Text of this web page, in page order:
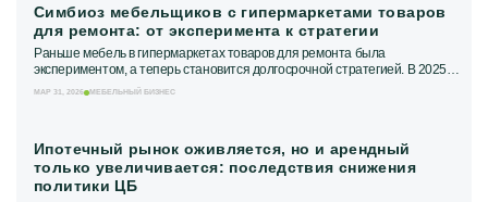
Симбиоз мебельщиков с гипермаркетами товаров
для ремонта: от эксперимента к стратегии
Раньше мебель в гипермаркетах товаров для ремонта была
экспериментом, а теперь становится долгосрочной стратегией. В 2025
году число мебельных салонов в...
МАР 31, 2026 МЕБЕЛЬНЫЙ БИЗНЕС
Ипотечный рынок оживляется, но и арендный
только увеличивается: последствия снижения
политики ЦБ